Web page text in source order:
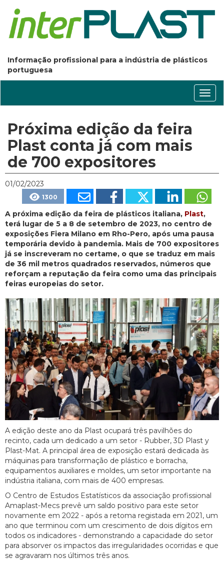
Informação profissional para a indústria de plásticos
portuguesa
Próxima edição da feira
Plast conta já com mais
de 700 expositores
01/02/2023
1300
A próxima edição da feira de plásticos italiana, Plast,
terá lugar de 5 a 8 de setembro de 2023, no centro de
exposições Fiera Milano em Rho-Pero, após uma pausa
temporária devido à pandemia. Mais de 700 expositores
já se inscreveram no certame, o que se traduz em mais
de 36 mil metros quadrados reservados, números que
reforçam a reputação da feira como uma das principais
feiras europeias do setor.
A edição deste ano da Plast ocupará três pavilhões do
recinto, cada um dedicado a um setor - Rubber, 3D Plast y
Plast-Mat. A principal área de exposição estará dedicada às
máquinas para transformação de plástico e borracha,
equipamentos auxiliares e moldes, um setor importante na
indústria italiana, com mais de 400 empresas.
O Centro de Estudos Estatísticos da associação profissional
Amaplast-Mecs prevê um saldo positivo para este setor
novamente em 2022 - após a retoma registada em 2021, um
ano que terminou com um crescimento de dois dígitos em
todos os indicadores - demonstrando a capacidade do setor
para absorver os impactos das irregularidades ocorridas e que
se agravaram nos últimos três anos.